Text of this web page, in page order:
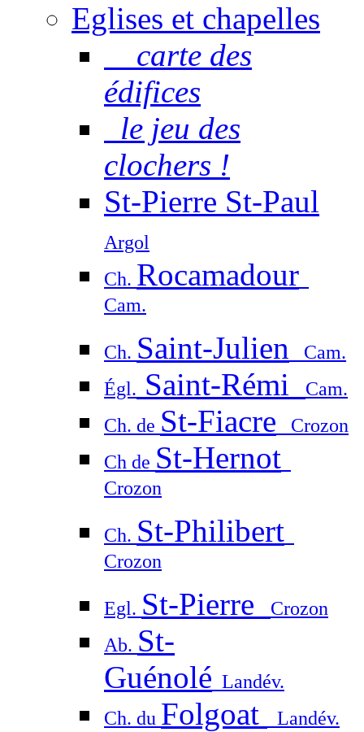
Eglises et chapelles
carte des
édifices
le jeu des
clochers !
St-Pierre St-Paul
Argol
Ch. Rocamadour
Cam.
Ch. Saint-Julien Cam.
Égl. Saint-Rémi
Cam.
Ch. de St-Fiacre Crozon
Ch de St-Hernot
Crozon
Ch. St-Philibert
Crozon
Egl. St-Pierre
Crozon
Ab. St-
Guénolé Landév.
Ch. du Folgoat
Landév.